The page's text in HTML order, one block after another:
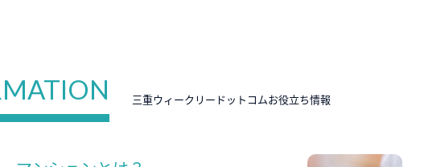
三重ウィークリードットコムお役立ち情報